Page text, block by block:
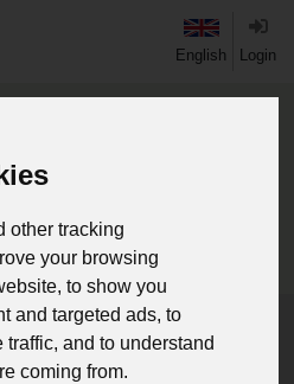
other tracking
your browsing
to show you
and targeted ads, to
and to understand
coming from.
English Login
Decken